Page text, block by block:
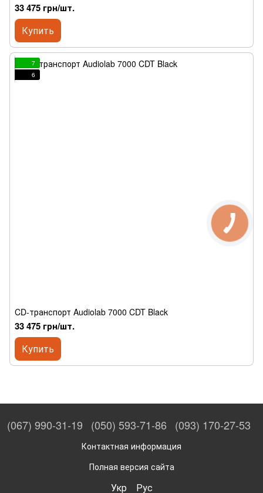
33 475 грн/шт.
Купить
7
6
CD-транспорт Audiolab 7000 CDT Black
33 475 грн/шт.
Купить
(067) 990-31-19 (050) 593-71-86 (093) 170-27-53
Контактная информация
Полная версия сайта
Укр Рус